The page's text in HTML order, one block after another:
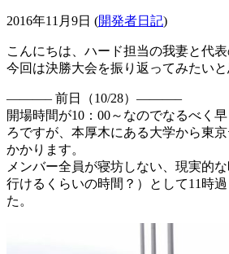
2016年11月9日 (開発者日記)
こんにちは、ハード担当の我妻と代表
今回は決勝大会を振り返ってみたいと
———– 前日（10/28）———–
開場時間が10：00～なのでなるべく
ろですが、本厚木にある大学から東
かかります。
メンバー全員が寝坊しない、現実的
行けるくらいの時間？）として11時
た。